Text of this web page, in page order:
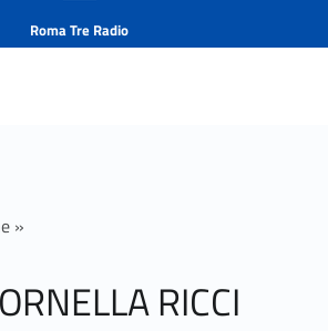
Roma Tre Radio
»
RICCI